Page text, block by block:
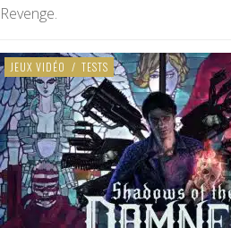
Revenge.
JEUX VIDÉO / TESTS